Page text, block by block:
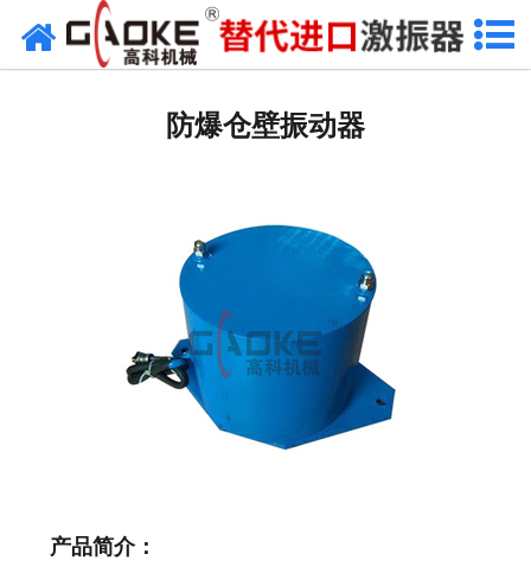
网站首页
筛分备件
防爆仓壁振动器
产品简介：